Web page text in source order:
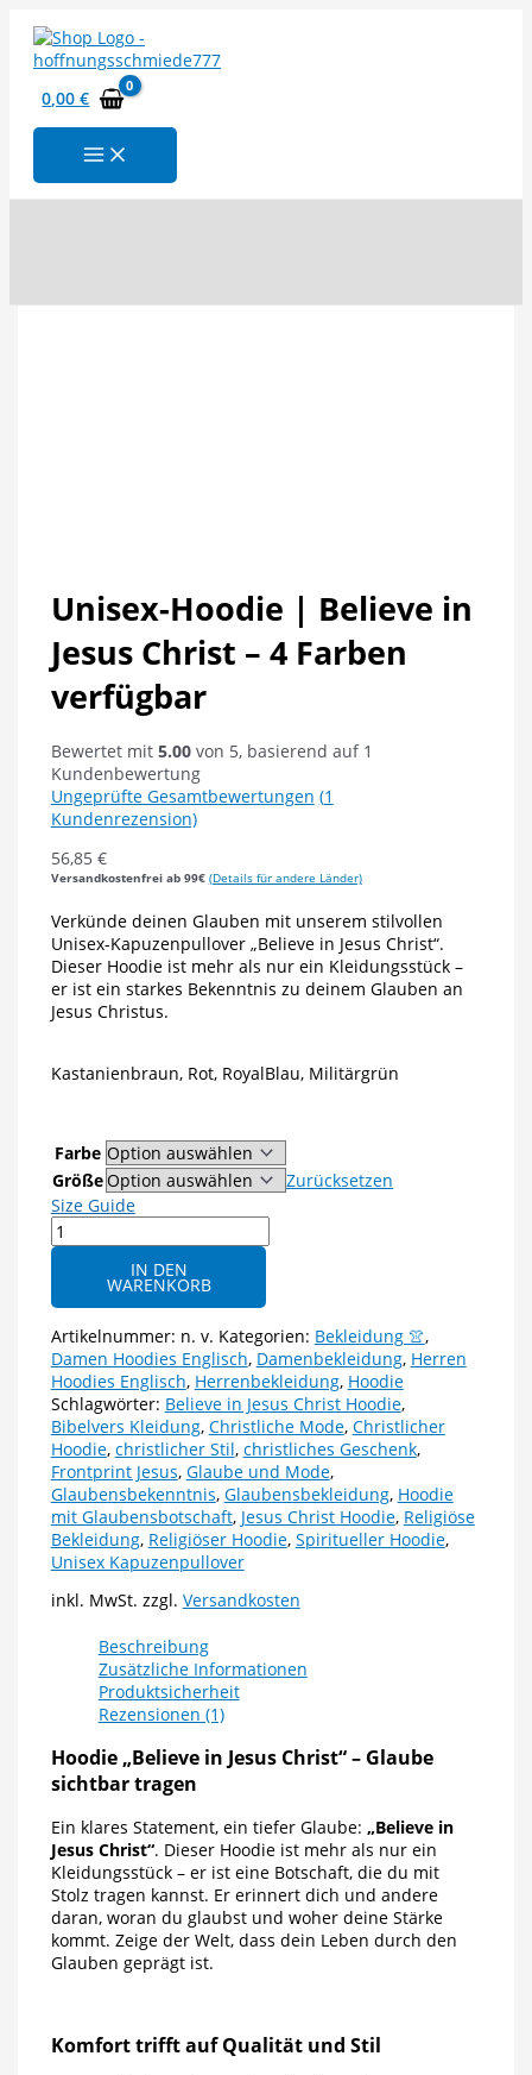
Inhalt
springen
0,00€
Unisex-Hoodie | Believe in
Jesus Christ – 4 Farben
verfügbar
Bewertet mit 5.00von 5, basierend auf 1
Kundenbewertung
Ungeprüfte Gesamtbewertungen (1
Kundenrezension)
56,85 €
Versandkostenfrei ab 99€ (Details für andere Länder)
Verkünde deinen Glauben mit unserem stilvollen
Unisex-Kapuzenpullover „Believe in Jesus Christ“.
Dieser Hoodie ist mehr als nur ein Kleidungsstück –
er ist ein starkes Bekenntnis zu deinem Glauben an
Jesus Christus.
Kastanienbraun, Rot, RoyalBlau, Militärgrün
Farbe
Größe
Zurücksetzen
Size Guide
Unisex-
Hoodie
Jesus
Christ
–
4
Farben
verfügbar
Menge
IN DEN
WARENKORB
Artikelnummer: n. v. Kategorien: Bekleidung 👚,
Damen Hoodies Englisch, Damenbekleidung, Herren
Hoodies Englisch, Herrenbekleidung, Hoodie
Schlagwörter: Believe in Jesus Christ Hoodie,
Bibelvers Kleidung, Christliche Mode, Christlicher
Hoodie, christlicher Stil, christliches Geschenk,
Frontprint Jesus, Glaube und Mode,
Glaubensbekenntnis, Glaubensbekleidung, Hoodie
mit Glaubensbotschaft, Jesus Christ Hoodie, Religiöse
Bekleidung, Religiöser Hoodie, Spiritueller Hoodie,
Unisex Kapuzenpullover
inkl. MwSt. zzgl. Versandkosten
Beschreibung
Zusätzliche Informationen
Produktsicherheit
Rezensionen (1)
Hoodie „Believe in Jesus Christ“ – Glaube
sichtbar tragen
Ein klares Statement, ein tiefer Glaube: „Believe in
Jesus Christ“. Dieser Hoodie ist mehr als nur ein
Kleidungsstück – er ist eine Botschaft, die du mit
Stolz tragen kannst. Er erinnert dich und andere
daran, woran du glaubst und woher deine Stärke
kommt. Zeige der Welt, dass dein Leben durch den
Glauben geprägt ist.
Komfort trifft auf Qualität und Stil